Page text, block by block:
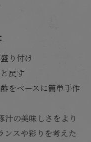
り付け
戻す
をベースに簡単手作
汁の美味しさをより
ンスや彩りを考えた